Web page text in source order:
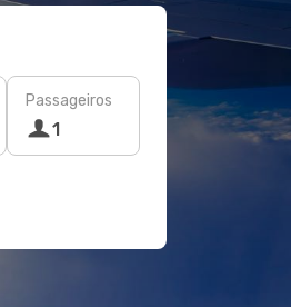
Passageiros
1